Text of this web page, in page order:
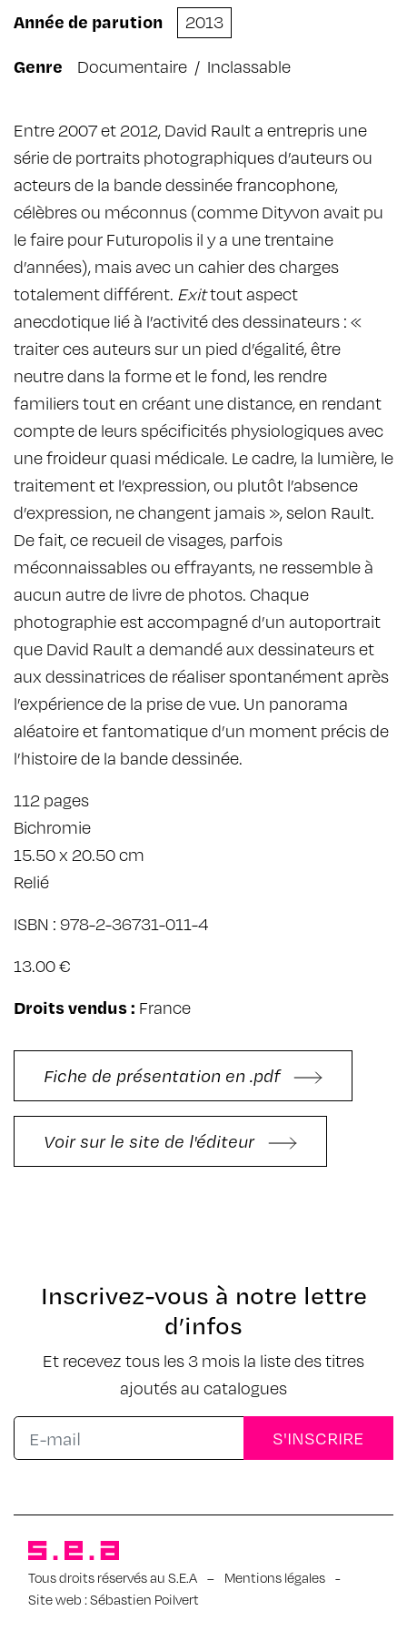
Année de parution
2013
Genre
Documentaire / Inclassable
Entre 2007 et 2012, David Rault a entrepris une
série de portraits photographiques d’auteurs ou
acteurs de la bande dessinée francophone,
célèbres ou méconnus (comme Dityvon avait pu
le faire pour Futuropolis il y a une trentaine
d’années), mais avec un cahier des charges
totalement différent. Exittout aspect
anecdotique lié à l’activité des dessinateurs : «
traiter ces auteurs sur un pied d’égalité, être
neutre dans la forme et le fond, les rendre
familiers tout en créant une distance, en rendant
compte de leurs spécificités physiologiques avec
une froideur quasi médicale. Le cadre, la lumière, le
traitement et l’expression, ou plutôt l’absence
d’expression, ne changent jamais », selon Rault.
De fait, ce recueil de visages, parfois
méconnaissables ou effrayants, ne ressemble à
aucun autre de livre de photos. Chaque
photographie est accompagné d’un autoportrait
que David Rault a demandé aux dessinateurs et
aux dessinatrices de réaliser spontanément après
l’expérience de la prise de vue. Un panorama
aléatoire et fantomatique d’un moment précis de
l’histoire de la bande dessinée.
112 pages
Bichromie
15.50 x 20.50 cm
Relié
ISBN : 978-2-36731-011-4
13.00 €
Droits vendus : France
Fiche de présentation en .pdf
Voir sur le site de l'éditeur
Inscrivez-vous à notre lettre
d’infos
Et recevez tous les 3 mois la liste des titres
ajoutés au catalogues
Tous droits réservés au S.E.A – Mentions légales -
Site web :Sébastien Poilvert